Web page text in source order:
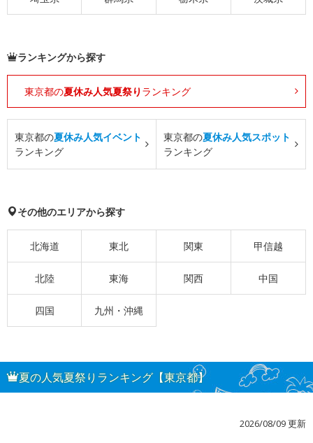
ランキングから探す
東京都の夏休み人気夏祭り ランキング
東京都の夏休み人気イベント
ランキング
東京都の夏休み人気スポット
ランキング
その他のエリアから探す
北海道 東北 関東 甲信越
北陸 東海 関西 中国
四国 九州・沖縄
夏の人気夏祭りランキング【東京都】
2026/08/09 更新